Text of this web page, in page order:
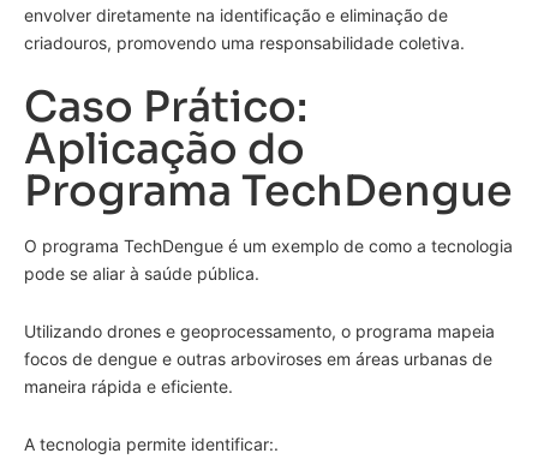
envolver diretamente na identificação e eliminação de
criadouros, promovendo uma responsabilidade coletiva.
Caso Prático:
Aplicação do
Programa TechDengue
O programa TechDengue é um exemplo de como a tecnologia
pode se aliar à saúde pública.
Utilizando drones e geoprocessamento, o programa mapeia
focos de dengue e outras arboviroses em áreas urbanas de
maneira rápida e eficiente.
A tecnologia permite identificar:.